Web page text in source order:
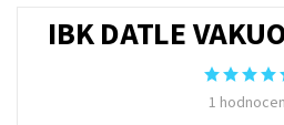
IBK DATLE
1